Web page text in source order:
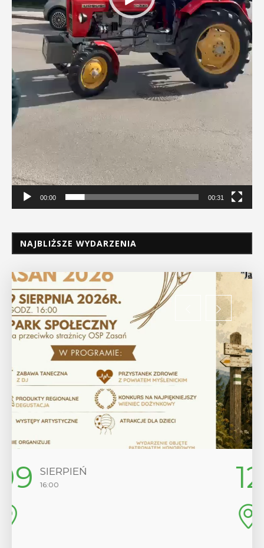
00:00 00:31
NAJBLIŻSZE WYDARZENIA
12 SIERPIEŃ